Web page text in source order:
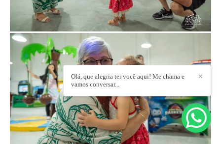
✕
Olá, que alegria ter você aqui! Me chama e
vamos conversar...